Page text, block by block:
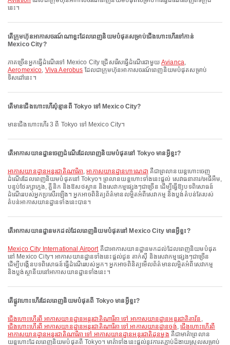
នេះ។
តើក្រុមហ៊ុនអាកាសចរណ៍ណាខ្លះដែលពេញនិយមបំផុតសម្រាប់ជើងហោះហើរទៅកាន់
Mexico City?
ភាគច្រើនអ្នកធ្វើដំណើរទៅ Mexico City ជ្រើសរើសធ្វើដំណើរជាមួយAvianca,
Aeromexico, Viva Aerobus ដែលជាក្រុមហ៊ុនអាកាសចរណ៍ពេញនិយមបំផុតសម្រាប់
ទិសដៅនេះ។
តើមានជើងហោះហើរប៉ុន្មានពី Tokyo ទៅ Mexico City?
មានជើងហោះហើរ 3 ពី Tokyo ទៅ Mexico City។
តើអាកាសយានដ្ឋានចេញដំណើរដែលពេញនិយមបំផុតនៅ Tokyo មានអ្វីខ្លះ?
អាកាសយានដ្ឋានអន្តរជាតិណារីតា,អាកាសយានដ្ឋានហាណេដា គឺជាព្រលានយន្តហោះចេញ
ដំណើរដែលពេញនិយមបំផុតនៅ Tokyo។ ព្រលានយន្តហោះទាំងនេះផ្តល់ សេវាធនាគារ/អេធីអឹម,
បន្ទប់ថែរក្សាក្មេង, គ្លីនិក និងឱសថស្ថាន និងសេវាកម្មផ្សេងៗជាច្រើន ដើម្បីធ្វើឱ្យបទពិសោធន៍
ដំណើររបស់អ្នកប្រសើរឡើង។ អ្នកអាចពិនិត្យព័ត៌មានលម្អិតអំពីសេវាកម្ម និងប្លង់តំបន់តែរបស់
តំបន់អាកាសយានដ្ឋានទាំងនេះបាន។
តើអាកាសយានដ្ឋានមកដល់ដែលពេញនិយមបំផុតនៅ Mexico City មានអ្វីខ្លះ?
Mexico City International Airportគឺជាអាកាសយានដ្ឋានមកដល់ដែលពេញនិយមបំផុត
នៅ Mexico City។ អាកាសយានដ្ឋានទាំងនេះផ្តល់ជូន តាក់ស៊ី និងសេវាកម្មផ្សេងៗជាច្រើន
ដើម្បីបង្កើនបទពិសោធន៍ធ្វើដំណើររបស់អ្នក។ អ្នកអាចពិនិត្យមើលព័ត៌មានលម្អិតអំពីសេវាកម្ម
និងប្លង់ស្ថានីយនៅអាកាសយានដ្ឋានទាំងនេះ។
តើផ្លូវហោះហើរដែលពេញនិយមបំផុតពី Tokyo មានអ្វីខ្លះ?
ជើងហោះហើរពី អាកាសយានដ្ឋានអន្តរជាតិណារីតា ទៅ អាកាសយានដ្ឋានអន្តរជាតិតាវ័ន ,
ជើងហោះហើរពី អាកាសយានដ្ឋានអន្តរជាតិណារីតា ទៅ អាកាសយានដ្ឋានចង់,ជើងហោះហើរពី
អាកាសយានដ្ឋានអន្តរជាតិណារីតា ទៅ អាកាសយានដ្ឋានអន្តរជាតិដុនមួង គឺជាមាគ៌ាព្រលាន
យន្តហោះដែលពេញនិយមបំផុតពី Tokyo។ មាគ៌ាទាំងនេះផ្តល់នូវការតភ្ជាប់ដ៏ងាយស្រួលសម្រាប់